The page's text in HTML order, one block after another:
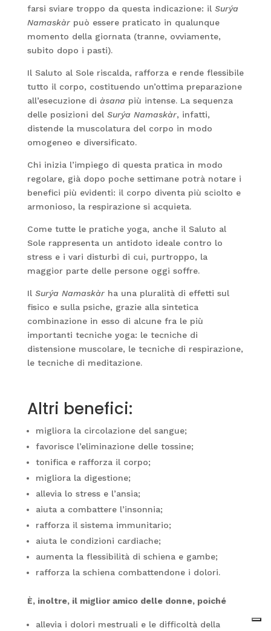
farsi sviare troppo da questa indicazione: il Surýa
Namaskàrpuò essere praticato in qualunque
momento della giornata (tranne, ovviamente,
subito dopo i pasti).
Il Saluto al Sole riscalda, rafforza e rende flessibile
tutto il corpo, costituendo un’ottima preparazione
all’esecuzione di àsanapiù intense. La sequenza
delle posizioni del Surýa Namaskàr, infatti,
distende la muscolatura del corpo in modo
omogeneo e diversificato.
Chi inizia l’impiego di questa pratica in modo
regolare, già dopo poche settimane potrà notare i
benefici più evidenti: il corpo diventa più sciolto e
armonioso, la respirazione si acquieta.
Come tutte le pratiche yoga, anche il Saluto al
Sole rappresenta un antidoto ideale contro lo
stress e i vari disturbi di cui, purtroppo, la
maggior parte delle persone oggi soffre.
Il Surýa Namaskàrha una pluralità di effetti sul
fisico e sulla psiche, grazie alla sintetica
combinazione in esso di alcune fra le più
importanti tecniche yoga: le tecniche di
distensione muscolare, le tecniche di respirazione,
le tecniche di meditazione.
Altri benefici:
migliora la circolazione del sangue;
favorisce l’eliminazione delle tossine;
tonifica e rafforza il corpo;
migliora la digestione;
allevia lo stress e l’ansia;
aiuta a combattere l’insonnia;
rafforza il sistema immunitario;
aiuta le condizioni cardiache;
aumenta la flessibilità di schiena e gambe;
rafforza la schiena combattendone i dolori.
È, inoltre, il miglior amico delle donne, poiché
allevia i dolori mestruali e le difficoltà della